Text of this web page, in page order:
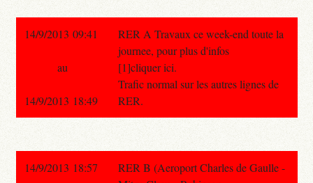
14/9/2013 09:41
RER A Travaux ce week-end toute la
journee, pour plus d'infos
[1]cliquer ici.
Trafic normal sur les autres lignes de
RER.
au
14/9/2013 18:49
14/9/2013 18:57
RER B (Aeroport Charles de Gaulle -